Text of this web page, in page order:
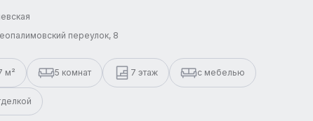
переулок, 8
м² 5 комнат 7 этаж с мебелью